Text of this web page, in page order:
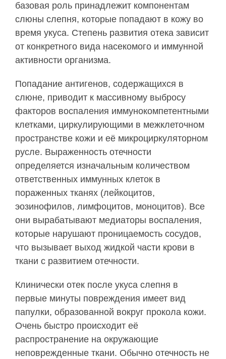
базовая роль принадлежит компонентам
слюны слепня, которые попадают в кожу во
время укуса. Степень развития отека зависит
от конкретного вида насекомого и иммунной
активности организма.
Попадание антигенов, содержащихся в
слюне, приводит к массивному выбросу
факторов воспаления иммунокомпетентными
клетками, циркулирующими в межклеточном
пространстве кожи и её микроциркуляторном
русле. Выраженность отечности
определяется изначальным количеством
ответственных иммунных клеток в
пораженных тканях (лейкоцитов,
эозинофилов, лимфоцитов, моноцитов). Все
они вырабатывают медиаторы воспаления,
которые нарушают проницаемость сосудов,
что вызывает выход жидкой части крови в
ткани с развитием отечности.
Клинически отек после укуса слепня в
первые минуты повреждения имеет вид
папулки, образованной вокруг прокола кожи.
Очень быстро происходит её
распространение на окружающие
неповрежденные ткани. Обычно отечность не